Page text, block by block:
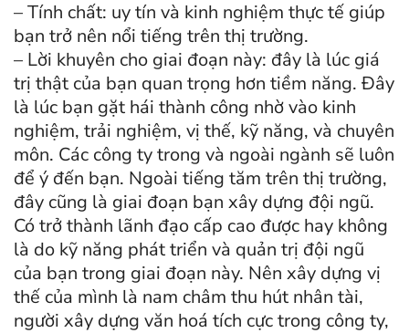
– Tính chất: uy tín và kinh nghiệm thực tế giúp
bạn trở nên nổi tiếng trên thị trường.
– Lời khuyên cho giai đoạn này: đây là lúc giá
trị thật của bạn quan trọng hơn tiềm năng. Đây
là lúc bạn gặt hái thành công nhờ vào kinh
nghiệm, trải nghiệm, vị thế, kỹ năng, và chuyên
môn. Các công ty trong và ngoài ngành sẽ luôn
để ý đến bạn. Ngoài tiếng tăm trên thị trường,
đây cũng là giai đoạn bạn xây dựng đội ngũ.
Có trở thành lãnh đạo cấp cao được hay không
là do kỹ năng phát triển và quản trị đội ngũ
của bạn trong giai đoạn này. Nên xây dựng vị
thế của mình là nam châm thu hút nhân tài,
người xây dựng văn hoá tích cực trong công ty,